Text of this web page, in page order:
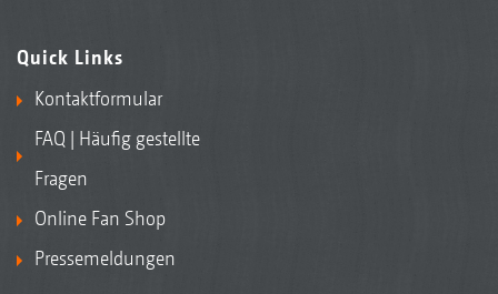
Quick Links
Kontaktformular
FAQ | Häufig gestellte
Fragen
Online Fan Shop
Pressemeldungen